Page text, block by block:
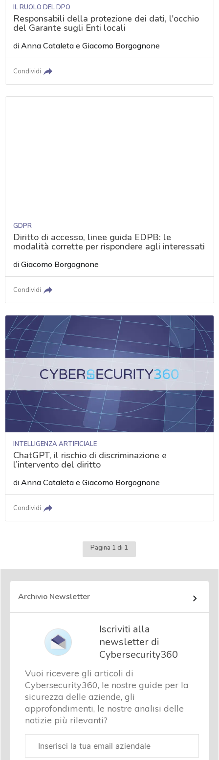
IL RUOLO DEL DPO
Responsabili della protezione dei dati, l'occhio
del Garante sugli Enti locali
diAnna Cataleta eGiacomo Borgognone
Condividi
GDPR
Diritto di accesso, linee guida EDPB: le
modalità corrette per rispondere agli interessati
diGiacomo Borgognone
Condividi
INTELLIGENZA ARTIFICIALE
ChatGPT, il rischio di discriminazione e
l’intervento del diritto
diAnna Cataleta eGiacomo Borgognone
Condividi
Pagina 1 di 1
Archivio Newsletter
Iscriviti alla
newsletter di
Cybersecurity360
Vuoi ricevere gli articoli di
Cybersecurity360, le nostre guide per la
sicurezza delle aziende, gli
approfondimenti, le nostre analisi delle
notizie più rilevanti?
aziendale